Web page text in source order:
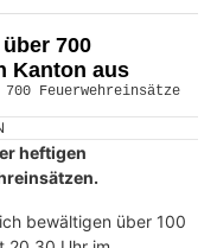
700
Kanton aus
heftigen
bewältigen über 100